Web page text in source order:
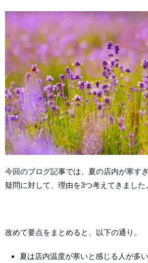
今回のブログ記事では、夏の店内が寒す
疑問に対して、理由を3つ考えてきました
改めて要点をまとめると、以下の通り。
夏は店内温度が寒いと感じる人が多い